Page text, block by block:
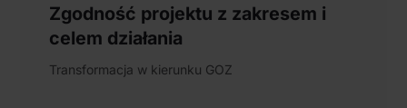
Zgodność projektu z zakresem i
celem działania
Transformacja w kierunku GOZ